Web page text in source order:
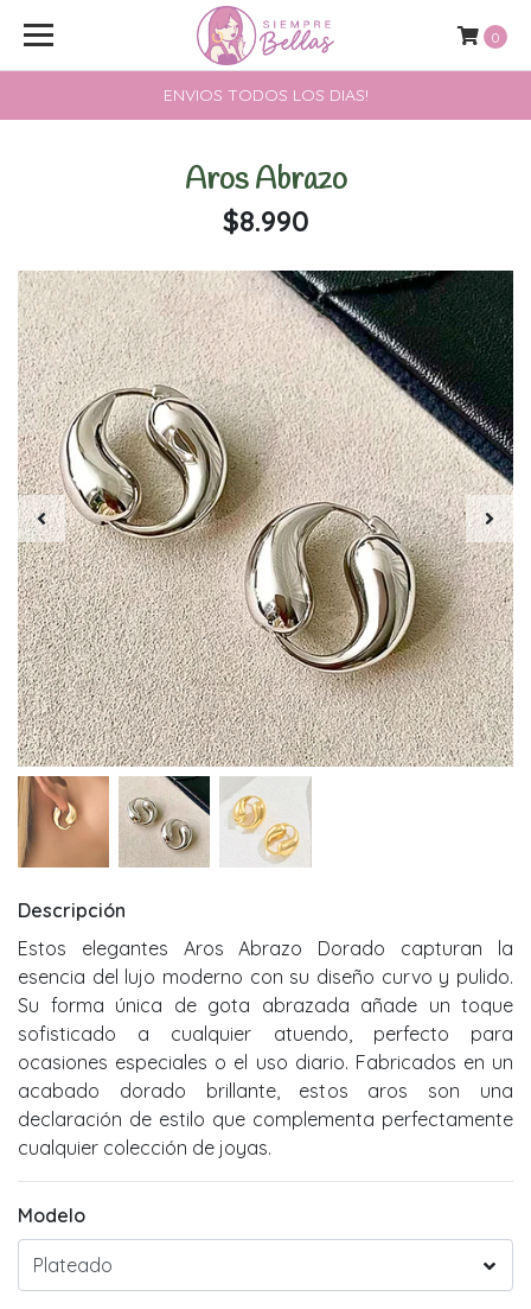
ENVIOS TODOS LOS DIAS!
0
Aros Abrazo
$8.990
Descripción
Estos elegantes Aros Abrazo Dorado capturan la
esencia del lujo moderno con su diseño curvo y pulido.
Su forma única de gota abrazada añade un toque
sofisticado a cualquier atuendo, perfecto para
ocasiones especiales o el uso diario. Fabricados en un
acabado dorado brillante, estos aros son una
declaración de estilo que complementa perfectamente
cualquier colección de joyas.
Modelo